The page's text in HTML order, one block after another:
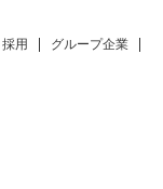
採用
グループ企業